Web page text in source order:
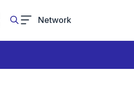
Network